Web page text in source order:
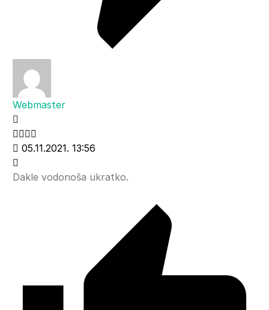
Webmaster
05.11.2021. 13:56
Dakle vodonoša ukratko.